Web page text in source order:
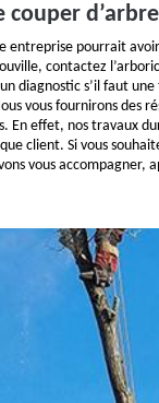
couper d’arbre
entreprise pourrait
contactez
diagnostic s’il faut
vous fournirons des
En effet, nos travaux
client. Si vous
vous accompagner,